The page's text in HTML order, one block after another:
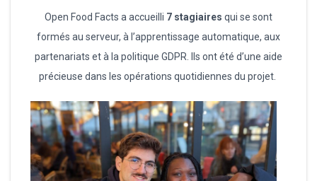
Open Food Facts a accueilli 7 stagiaires qui se sont
formés au serveur, à l’apprentissage automatique, aux
partenariats et à la politique GDPR. Ils ont été d’une aide
précieuse dans les opérations quotidiennes du projet.